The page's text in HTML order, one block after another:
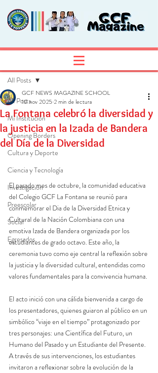
All Posts
Mi Institución
Opening Borders
Cultura y Deporte
Ciencia y Tecnología
Investigación
Preescolar
Social
Egresados
All Posts
La Fontana celebró la diversidad y
la justicia en la Izada de Bandera
del Día de la Diversidad
GCF NEWS MAGAZINE SCHOOL
10 nov 2025 2 min de lectura
El pasado mes de octubre, la comunidad educativa
del Colegio GCF La Fontana se reunió para
conmemorar el Dia de la Diversidad Etnica y
Cultural de la Nación Colombiana con una
emotiva Izada de Bandera organizada por los
estudiantes de grado octavo. Este año, la
ceremonia tuvo como eje central la reflexión sobre
la justicia y la diversidad cultural, entendidas como
valores fundamentales para la convivencia humana.
El acto inició con una cálida bienvenida a cargo de
los presentadores, quienes guiaron al público en un
simbólico “viaje en el tiempo” protagonizado por
tres personajes: una Científica del Futuro, un
Humano del Pasado y un Estudiante del Presente.
A través de sus intervenciones, los estudiantes
invitaron a reflexionar sobre la evolución de la